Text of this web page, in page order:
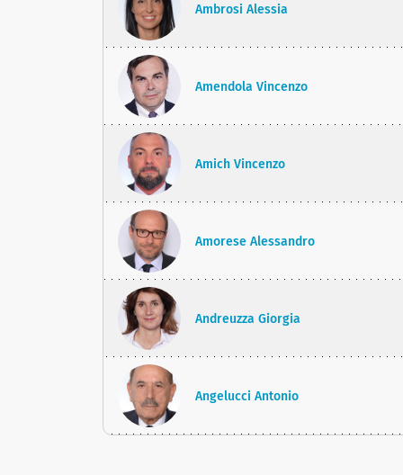
Ambrosi Alessia
Amendola Vincenzo
Amich Vincenzo
Amorese Alessandro
Andreuzza Giorgia
Angelucci Antonio